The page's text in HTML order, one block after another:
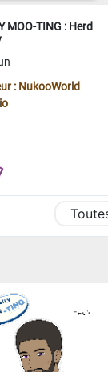
MOO-TING : Herd
: NukooWorld